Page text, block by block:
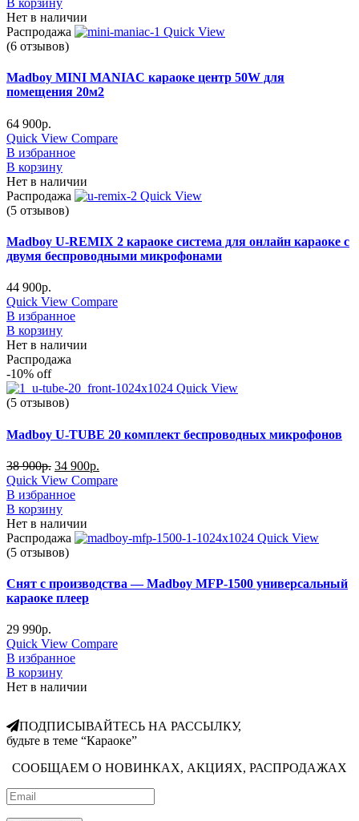
В корзину
Нет в наличии
Распродажа
Quick View
(6 отзывов)
Madboy MINI MANIAC караоке центр 50W для
помещения 20м2
64 900р.
Quick View Compare
В избранное
В корзину
Нет в наличии
Распродажа
Quick View
(5 отзывов)
Madboy U-REMIX 2 караоке система для онлайн караоке с
двумя беспроводными микрофонами
44 900р.
Quick View Compare
В избранное
В корзину
Нет в наличии
Распродажа
-10% off
Quick View
(5 отзывов)
Madboy U-TUBE 20 комплект беспроводных микрофонов
38 900р. 34 900р.
Quick View Compare
В избранное
В корзину
Нет в наличии
Распродажа
Quick View
(5 отзывов)
Снят с производства — Madboy MFP-1500 универсальный
караоке плеер
29 990р.
Quick View Compare
В избранное
В корзину
Нет в наличии
ПОДПИСЫВАЙТЕСЬ НА РАССЫЛКУ,
будьте в теме “Караоке”
СООБЩАЕМ О НОВИНКАХ, АКЦИЯХ, РАСПРОДАЖАХ